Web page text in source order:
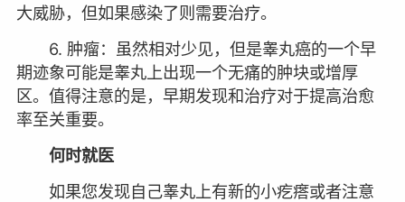
大威胁，但如果感染了则需要治疗。
6. 肿瘤：虽然相对少见，但是睾丸癌的一个早
期迹象可能是睾丸上出现一个无痛的肿块或增厚
区。值得注意的是，早期发现和治疗对于提高治愈
率至关重要。
何时就医
如果您发现自己睾丸上有新的小疙瘩或者注意